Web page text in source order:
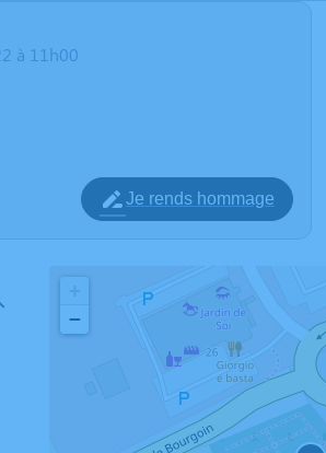
à 11h00
Je rends hommage
−